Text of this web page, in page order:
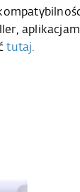
tutaj.